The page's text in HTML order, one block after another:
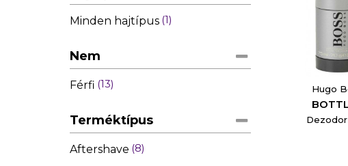
Minden hajtípus 1
Nem
Férfi 13
Terméktípus
Aftershave 8
Hugo